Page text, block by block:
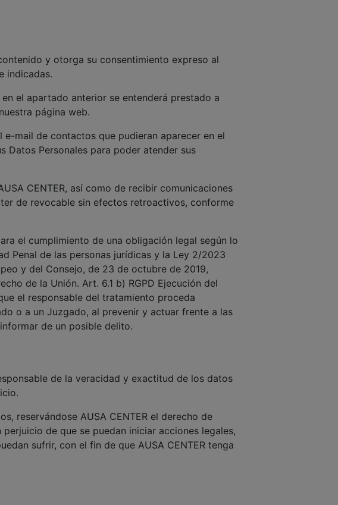
y otorga su consentimiento expreso al
indicadas.
el apartado anterior se entenderá prestado a
página web.
mail de contactos que pudieran aparecer en el
Datos Personales para poder atender sus
CENTER, así como de recibir comunicaciones
de revocable sin efectos retroactivos, conforme
el cumplimiento de una obligación legal según lo
Penal de las personas jurídicas y la Ley 2/2023
y del Consejo, de 23 de octubre de 2019,
de la Unión. Art. 6.1 b) RGPD Ejecución del
el responsable del tratamiento proceda
o a un Juzgado, al prevenir y actuar frente a las
de un posible delito.
de la veracidad y exactitud de los datos
reservándose AUSA CENTER el derecho de
de que se puedan iniciar acciones legales,
sufrir, con el fin de que AUSA CENTER tenga